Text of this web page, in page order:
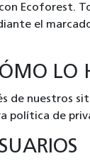
Ecoforest.
el
LO
de nuestros
política de